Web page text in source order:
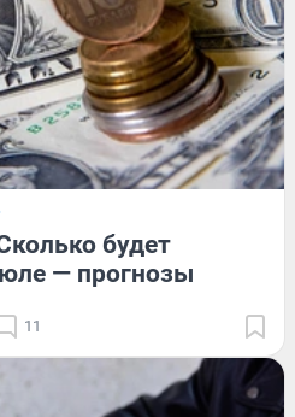
будет
— прогнозы
11